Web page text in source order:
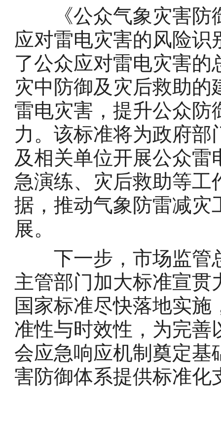
《公众气象灾害防
应对雷电灾害的风险
了公众应对雷电灾害
灾中防御及灾后救助
雷电灾害，提升公众防
力。该标准将为政府
及相关单位开展公众
急演练、灾后救助等工
据，推动气象防雷减灾
展。
下一步，市场监管
主管部门加大标准宣贯
国家标准尽快落地实
准性与时效性，为完善
会应急响应机制奠定基
害防御体系提供标准化